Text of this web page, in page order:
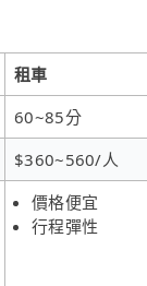
租車
60~85分
$360~560/人
價格便宜
行程彈性